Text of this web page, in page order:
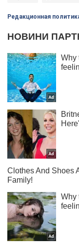
Редакционная